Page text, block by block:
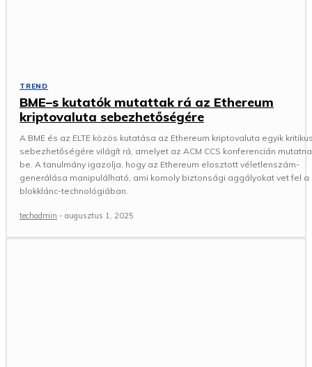
TREND
BME–s kutatók mutattak rá az Ethereum
kriptovaluta sebezhetőségére
A BME és az ELTE közös kutatása az Ethereum kriptovaluta egyik
sebezhetőségére világít rá, amelyet az ACM CCS konferencián
be. A tanulmány igazolja, hogy az Ethereum elosztott véletlenszám-
generálása manipulálható, ami komoly biztonsági aggályokat vet fel a
blokklánc-technológiában.
techadmin - augusztus 1, 2025